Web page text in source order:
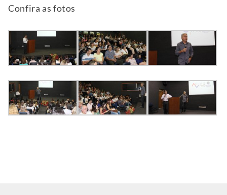
Confira as fotos